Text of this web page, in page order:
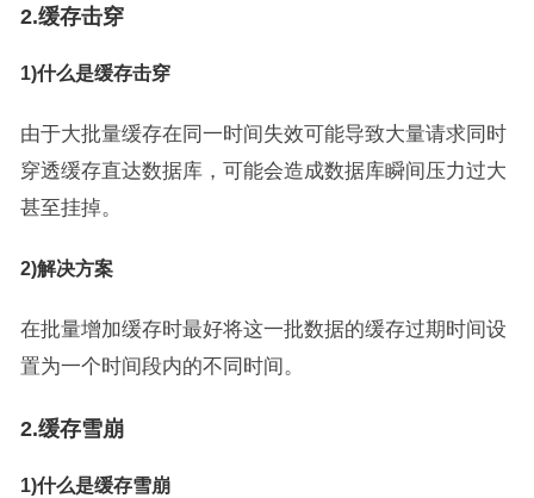
2.缓存击穿
1)什么是缓存击穿
由于大批量缓存在同一时间失效可能导致大量请求同时
穿透缓存直达数据库，可能会造成数据库瞬间压力过大
甚至挂掉。
2)解决方案
在批量增加缓存时最好将这一批数据的缓存过期时间设
置为一个时间段内的不同时间。
2.缓存雪崩
1)什么是缓存雪崩